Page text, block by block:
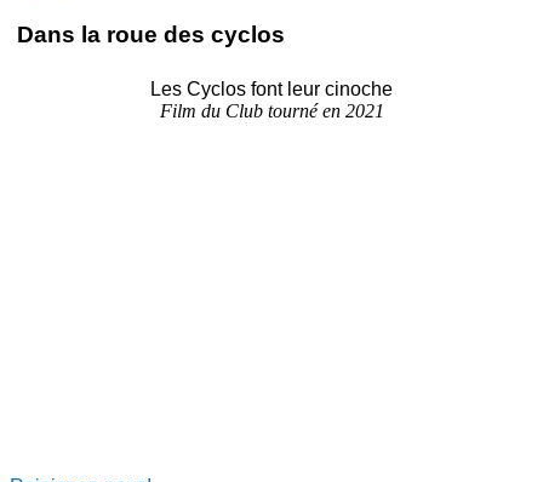
Dans la roue des cyclos
Les Cyclos font leur cinoche
Film du Club tourné en 2021